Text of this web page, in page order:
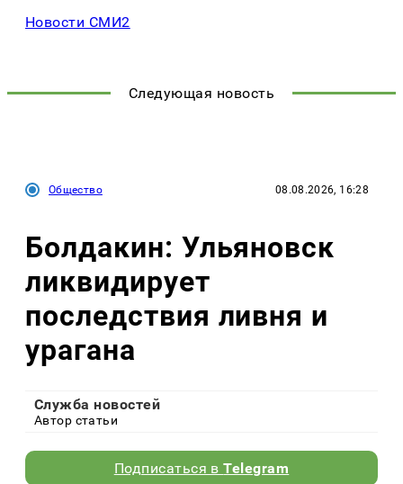
Новости СМИ2
Следующая новость
Общество 08.08.2026, 16:28
Болдакин: Ульяновск
ликвидирует
последствия ливня и
урагана
Служба новостей
Автор статьи
Подписаться вTelegram